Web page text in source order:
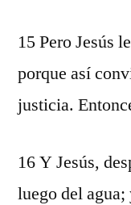
15 Pero Jesús
porque así
justicia.
16 Y Jesús,
luego del